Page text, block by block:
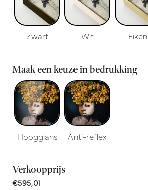
Zwart Wit Eiken
Maak een keuze in bedrukking
Hoogglans Anti-reflex
Verkoopprijs
€595,01